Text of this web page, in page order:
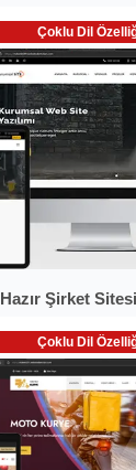
Çoklu Dil
Hazır Şirket
Çoklu Dil